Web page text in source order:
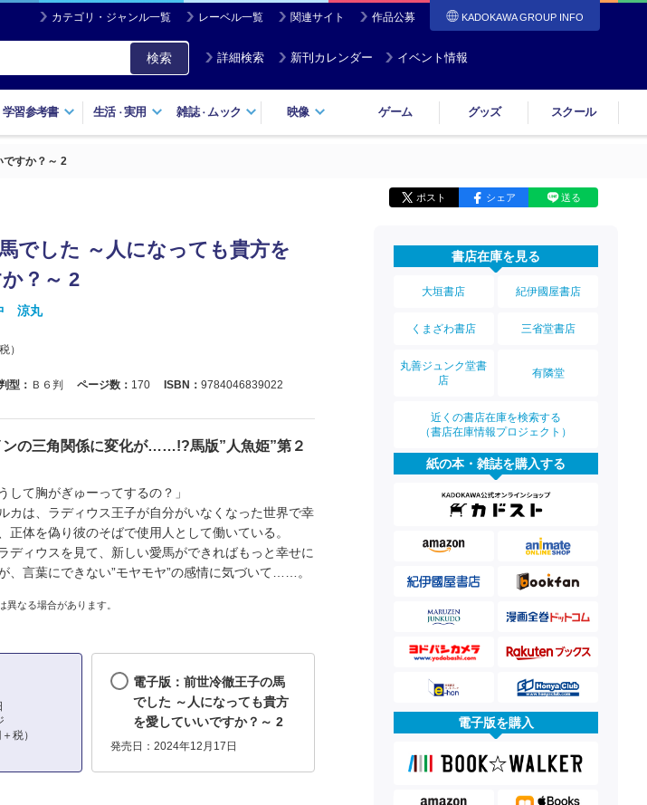
カテゴリ・ジャンル一覧 レーベル一覧 関連サイト 作品公募 KADOKAWA GROUP INFO
検索 詳細検索 新刊カレンダー イベント情報
学習参考書 生活・実用 雑誌・ ムック 映像 ゲーム グッズ スクール
すか？～ 2
ポスト シェア 送る
でした ～人になっても貴方を
？～ 2
涼丸
）
型： Ｂ６判 ページ数： 170 ISBN： 9784046839022
ンの三角関係に変化が……!?馬版”人魚姫”第２
して胸がぎゅーってするの？」
カは、ラディウス王子が自分がいなくなった世界で幸
正体を偽り彼のそばで使用人として働いている。
ディウスを見て、新しい愛馬ができればもっと幸せに
、言葉にできない”モヤモヤ”の感情に気づいて……。
なる場合があります。
税）
電子版：前世冷徹王子の馬
でした ～人になっても貴方
を愛していいですか？～ 2
発売日：2024年12月17日
書店在庫を見る
大垣書店 紀伊國屋書店
くまざわ書店 三省堂書店
丸善ジュンク堂書
店
有隣堂
近くの書店在庫を検索する
（書店在庫情報プロジェクト）
紙の本・雑誌を購入する
電子版を購入